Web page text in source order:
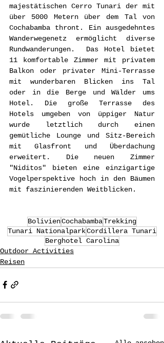
majestätischen Cerro Tunari der mit
über 5000 Metern über dem Tal von
Cochabamba thront. Ein ausgedehntes
Wanderwegenetz ermöglicht diverse
Rundwanderungen.  Das Hotel bietet
11 komfortable Zimmer mit privatem
Balkon oder privater Mini-Terrasse
mit wunderbaren Blicken ins Tal
oder in die Berge und Wälder ums
Hotel. Die große Terrasse des
Hotels umgeben von üppiger Natur
wurde letztlich durch einen
gemütliche Lounge und Sitz-Bereich
mit Glasfront und Überdachung
erweitert. Die neuen Zimmer
"Niditos" bieten eine einzigartige
Vogelperspektive hoch in den Bäumen
mit faszinierenden Weitblicken.
BolivienCochabambaTrekking
Tunari NationalparkCordillera Tunari
Berghotel Carolina
Outdoor Activities
Reisen